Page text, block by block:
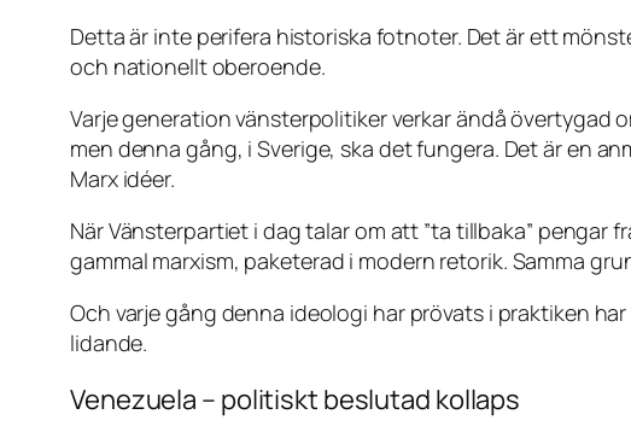
Detta är inte perifera historiska fotnoter. Det är ett
och nationellt oberoende.
Varje generation vänsterpolitiker verkar ändå övertygad
men denna gång, i Sverige, ska det fungera. Det är en
Marx idéer.
När Vänsterpartiet i dag talar om att ”ta tillbaka” pengar
gammal marxism, paketerad i modern retorik. Samma
Och varje gång denna ideologi har prövats i praktiken
lidande.
Venezuela – politiskt beslutad kollaps